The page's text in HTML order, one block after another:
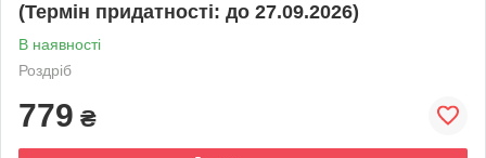
(Термін придатності: до 27.09.2026)
В наявності
Роздріб
779 ₴